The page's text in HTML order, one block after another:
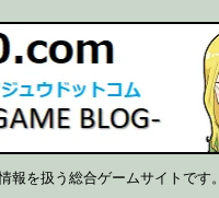
を扱う総合ゲームサイトです。